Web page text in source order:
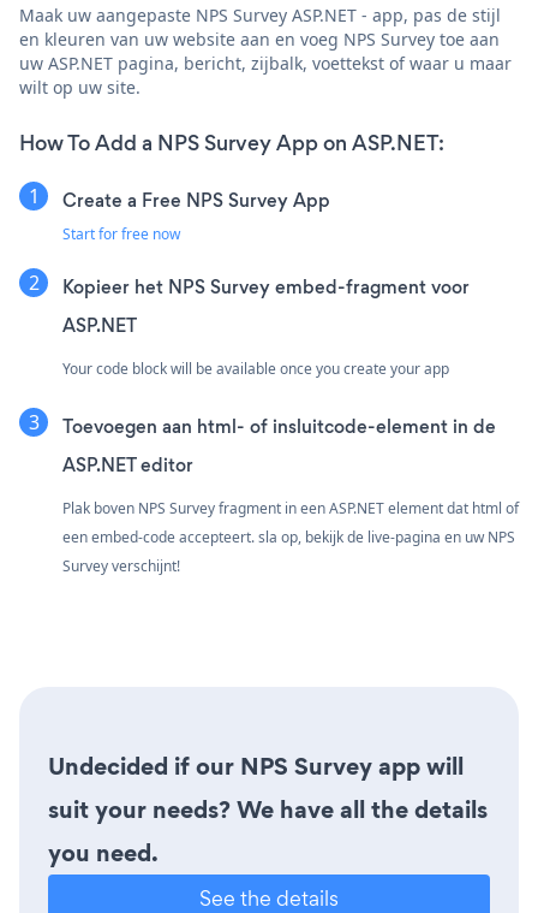
Maak uw aangepaste NPS Survey ASP.NET - app, pas de stijl
en kleuren van uw website aan en voeg NPS Survey toe aan
uw ASP.NET pagina, bericht, zijbalk, voettekst of waar u maar
wilt op uw site.
How To Add a NPS Survey App on ASP.NET:
Create a Free NPS Survey App
Start for free now
Kopieer het NPS Survey embed-fragment voor
ASP.NET
Your code block will be available once you create your app
Toevoegen aan html- of insluitcode-element in de
ASP.NET editor
Plak boven NPS Survey fragment in een ASP.NET element dat html of
een embed-code accepteert. sla op, bekijk de live-pagina en uw NPS
Survey verschijnt!
Undecided if our NPS Survey app will
suit your needs? We have all the details
you need.
See the details